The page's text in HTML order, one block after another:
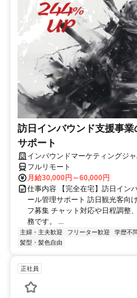
訪日インバウンド支援事
サポート
インバウンドマーケティングジ
フルリモート
月給30,000円～60,000円
仕事内容 【完全在宅】訪日イン
ール管理サポート 訪日観光客向
フ募集 チャット対応や日程調整
務です。 ...
主婦・主夫歓迎 フリーター歓迎 学歴不
髪型・髪色自由
正社員